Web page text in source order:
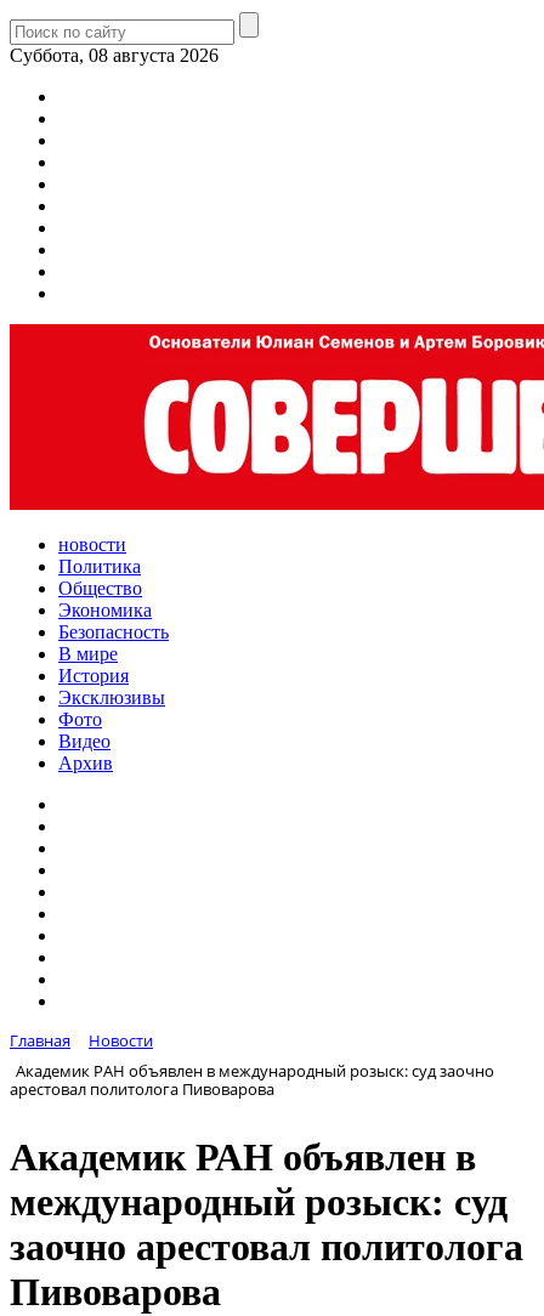
Суббота, 08 августа 2026
новости
Политика
Общество
Экономика
Безопасность
В мире
История
Эксклюзивы
Фото
Видео
Архив
Главная
Новости
Академик РАН объявлен в международный розыск: суд заочно
арестовал политолога Пивоварова
Академик РАН объявлен в
международный розыск: суд
заочно арестовал политолога
Пивоварова